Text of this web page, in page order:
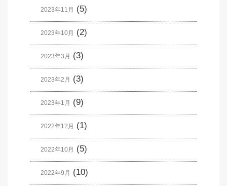
2023年11月 (5)
2023年10月 (2)
2023年3月 (3)
2023年2月 (3)
2023年1月 (9)
2022年12月 (1)
2022年10月 (5)
2022年9月 (10)